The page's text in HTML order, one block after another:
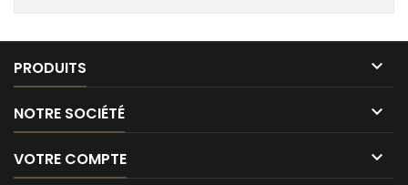
PRODUITS 
NOTRE SOCIÉTÉ 
VOTRE COMPTE 